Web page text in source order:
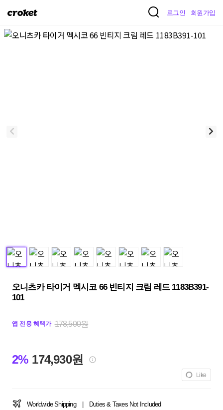
크
켓
로그인 회원가입
오니츠카 타이거 멕시코 66 빈티지 크림 레드 1183B391-
101
앱 전용 혜택가 178,500원
2% 174,930원
Like
Worldwide Shipping Duties & Taxes Not Included